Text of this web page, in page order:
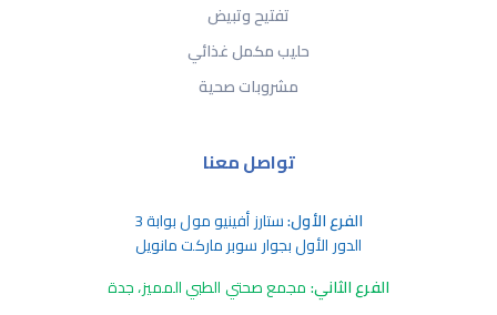
تفتيح وتبيض
حليب مكمل غذائي
مشروبات صحية
تواصل معنا
الفرع الأول:ستارز أفينيو مول بوابة 3
الدور الأول بجوار سوبر ماركت مانويل
الفرع الثاني:مجمع صحتي الطبي المميز، جدة